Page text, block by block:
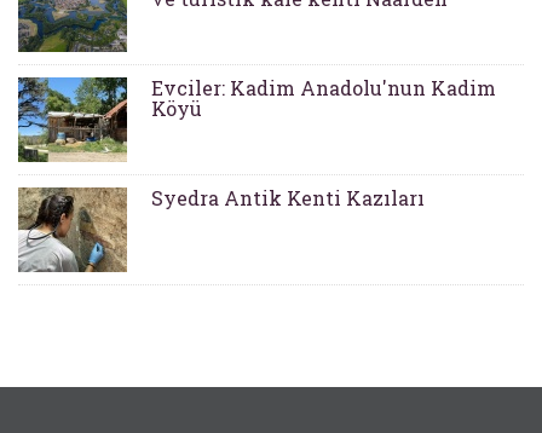
Evciler: Kadim Anadolu'nun Kadim
Köyü
Syedra Antik Kenti Kazıları